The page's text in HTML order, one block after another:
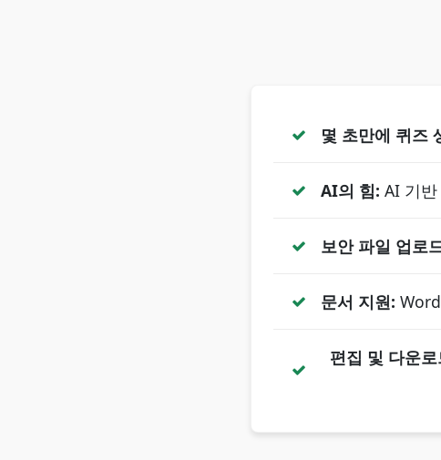
몇 초만에 퀴즈
AI의 힘: AI 기
보안 파일 업로
문서 지원:
편집 및 다운로